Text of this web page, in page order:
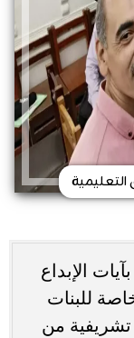
التعليمية
الإبداع
للبنات
تشريفية من